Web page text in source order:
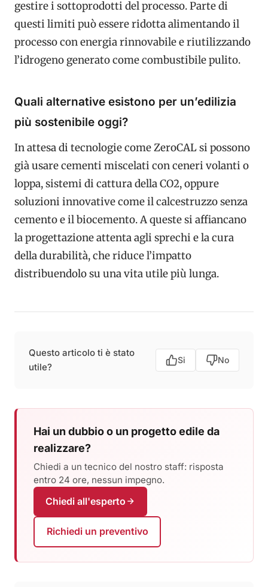
gestire i sottoprodotti del processo. Parte di
questi limiti può essere ridotta alimentando il
processo con energia rinnovabile e riutilizzando
l’idrogeno generato come combustibile pulito.
Quali alternative esistono per un’edilizia
più sostenibile oggi?
In attesa di tecnologie come ZeroCAL si possono
già usare cementi miscelati con ceneri volanti o
loppa, sistemi di cattura della CO2, oppure
soluzioni innovative come il calcestruzzo senza
cemento e il biocemento. A queste si affiancano
la progettazione attenta agli sprechi e la cura
della durabilità, che riduce l’impatto
distribuendolo su una vita utile più lunga.
Questo articolo ti è stato
utile?
Si No
Hai un dubbio o un progetto edile da
realizzare?
Chiedi a un tecnico del nostro staff: risposta
entro 24 ore, nessun impegno.
Chiedi all'esperto
Richiedi un preventivo